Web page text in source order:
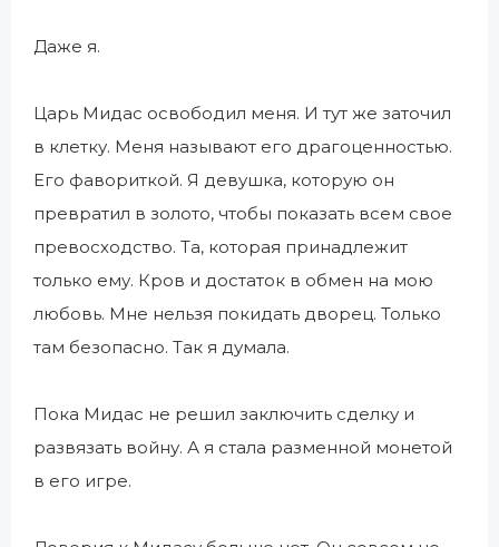
Даже я.
Царь Мидас освободил меня. И тут же заточил
в клетку. Меня называют его драгоценностью.
Его фавориткой. Я девушка, которую он
превратил в золото, чтобы показать всем свое
превосходство. Та, которая принадлежит
только ему. Кров и достаток в обмен на мою
любовь. Мне нельзя покидать дворец. Только
там безопасно. Так я думала.
Пока Мидас не решил заключить сделку и
развязать войну. А я стала разменной монетой
в его игре.